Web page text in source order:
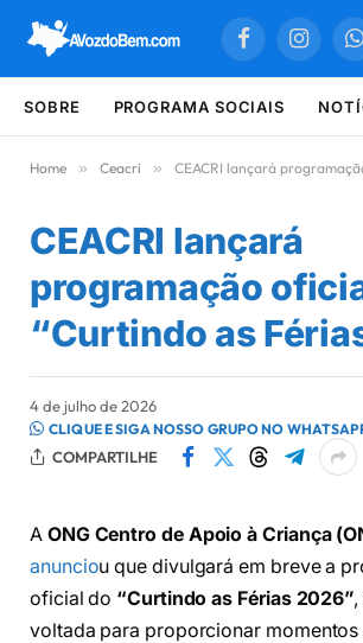
Facebook
SOBRE PROGRAMA SOCIAIS
Home » Ceacri » CEACRI lançará programação oficial
CEACRI lançará
programação
“Curtindo as
4 de julho de 2026
CLIQUE E SIGA NOSSO GRUPO NO
COMPARTILHE
A ONG Centro de Apoio à Criança
anunciou que divulgará em breve a
oficial do “Curtindo as Férias 2026”
voltada para proporcionar momentos